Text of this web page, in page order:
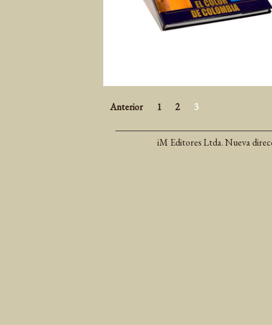
Anterior 1 2 3
iM Editores Ltda. Nueva